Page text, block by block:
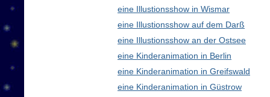
eine Illustionsshow in Wismar
eine Illustionsshow auf dem Darß
eine Illustionsshow an der Ostsee
eine Kinderanimation in Berlin
eine Kinderanimation in Greifswald
eine Kinderanimation in Güstrow